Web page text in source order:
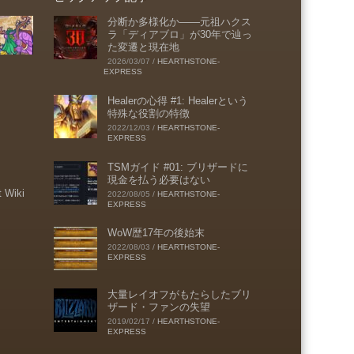
Wiki
分断か多様化か――元祖ハクス
ラ「ディアブロ」が30年で辿っ
た変遷と現在地
2026/03/07 / HEARTHSTONE-
EXPRESS
Healerの心得 #1: Healerという
特殊な役割の特徴
2022/12/03 / HEARTHSTONE-
EXPRESS
TSMガイド #01: ブリザードに
現金を払う必要はない
2022/08/05 / HEARTHSTONE-
EXPRESS
WoW歴17年の後始末
2022/08/03 / HEARTHSTONE-
EXPRESS
大量レイオフがもたらしたブリ
ザード・ファンの失望
2019/02/17 / HEARTHSTONE-
EXPRESS